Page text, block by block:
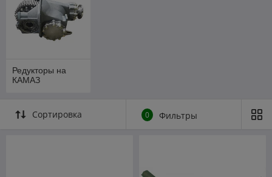
Редукторы на
КАМАЗ
Сортировка 0 Фильтры